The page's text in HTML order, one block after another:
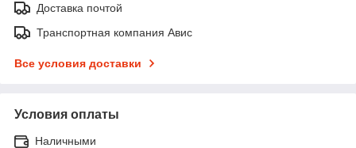
Доставка почтой
Транспортная компания Авис
Все условия доставки
Условия оплаты
Наличными